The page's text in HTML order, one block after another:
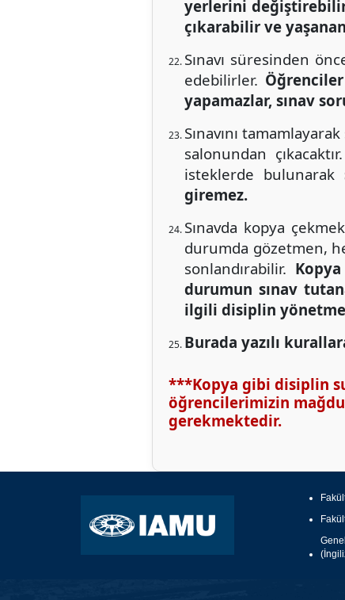
yerlerini değiştirebilir
çıkarabilir ve
Sınavı süresinden
edebilirler.
yapamazlar, sınav
Sınavını
salonundan
isteklerde bulunarak
giremez.
Sınavda kopya
durumda gözetmen,
sonlandırabilir.
durumun sınav
ilgili disiplin
Burada yazılı
***Kopya gibi disiplin
öğrencilerimizin
gerekmektedir.